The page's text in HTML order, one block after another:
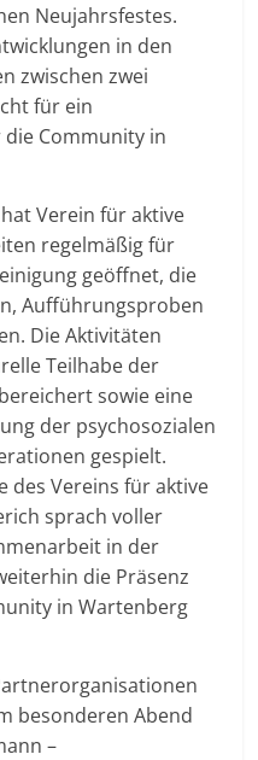
Neujahrsfestes.
in den
zwischen zwei
für ein
Community in
Verein für aktive
regelmäßig für
geöffnet, die
Aufführungsproben
Die Aktivitäten
Teilhabe der
sowie eine
der psychosozialen
gespielt.
des Vereins für aktive
sprach voller
in der
die Präsenz
in Wartenberg
besonderen Abend
–